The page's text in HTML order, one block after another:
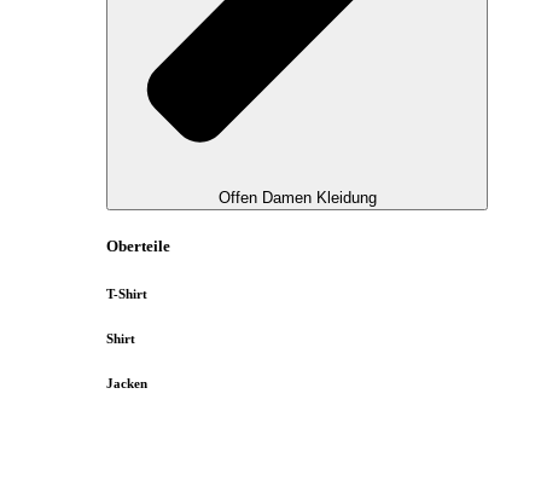
Offen Damen Kleidung
Oberteile
T-Shirt
Shirt
Jacken